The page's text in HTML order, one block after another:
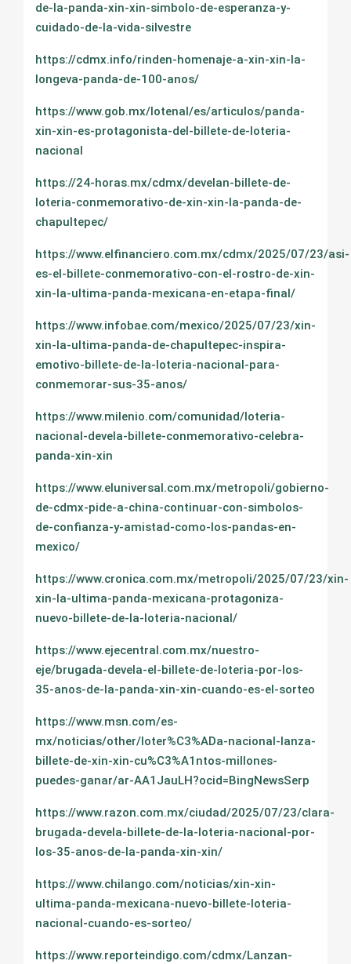
de-la-panda-xin-xin-simbolo-de-esperanza-y-
cuidado-de-la-vida-silvestre
https://cdmx.info/rinden-homenaje-a-xin-xin-la-
longeva-panda-de-100-anos/
https://www.gob.mx/lotenal/es/articulos/panda-
xin-xin-es-protagonista-del-billete-de-loteria-
nacional
https://24-horas.mx/cdmx/develan-billete-de-
loteria-conmemorativo-de-xin-xin-la-panda-de-
chapultepec/
https://www.elfinanciero.com.mx/cdmx/2025/07/23/asi-
es-el-billete-conmemorativo-con-el-rostro-de-xin-
xin-la-ultima-panda-mexicana-en-etapa-final/
https://www.infobae.com/mexico/2025/07/23/xin-
xin-la-ultima-panda-de-chapultepec-inspira-
emotivo-billete-de-la-loteria-nacional-para-
conmemorar-sus-35-anos/
https://www.milenio.com/comunidad/loteria-
nacional-devela-billete-conmemorativo-celebra-
panda-xin-xin
https://www.eluniversal.com.mx/metropoli/gobierno-
de-cdmx-pide-a-china-continuar-con-simbolos-
de-confianza-y-amistad-como-los-pandas-en-
mexico/
https://www.cronica.com.mx/metropoli/2025/07/23/xin-
xin-la-ultima-panda-mexicana-protagoniza-
nuevo-billete-de-la-loteria-nacional/
https://www.ejecentral.com.mx/nuestro-
eje/brugada-devela-el-billete-de-loteria-por-los-
35-anos-de-la-panda-xin-xin-cuando-es-el-sorteo
https://www.msn.com/es-
mx/noticias/other/loter%C3%ADa-nacional-lanza-
billete-de-xin-xin-cu%C3%A1ntos-millones-
puedes-ganar/ar-AA1JauLH?ocid=BingNewsSerp
https://www.razon.com.mx/ciudad/2025/07/23/clara-
brugada-devela-billete-de-la-loteria-nacional-por-
los-35-anos-de-la-panda-xin-xin/
https://www.chilango.com/noticias/xin-xin-
ultima-panda-mexicana-nuevo-billete-loteria-
nacional-cuando-es-sorteo/
https://www.reporteindigo.com/cdmx/Lanzan-